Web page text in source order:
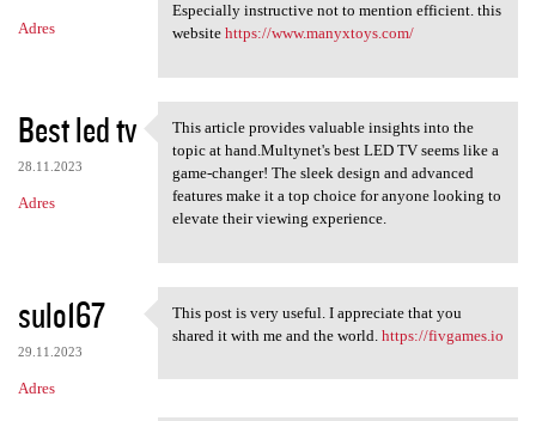
Adres
Especially instructive not to mention efficient. this
website https://www.manyxtoys.com/
Best led tv
28.11.2023
Adres
This article provides
This article provides valuable insights into the
topic at hand.Multynet's best LED TV seems like a
game-changer! The sleek design and advanced
features make it a top choice for anyone looking to
elevate their viewing experience.
sulo167
29.11.2023
Adres
This post is very useful. I
This post is very useful. I appreciate that you
shared it with me and the world. https://fivgames.io